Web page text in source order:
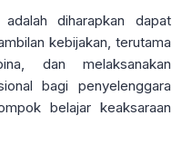
diharapkan dapat
kebijakan, terutama
dan melaksanakan
bagi penyelenggara
belajar keaksaraan